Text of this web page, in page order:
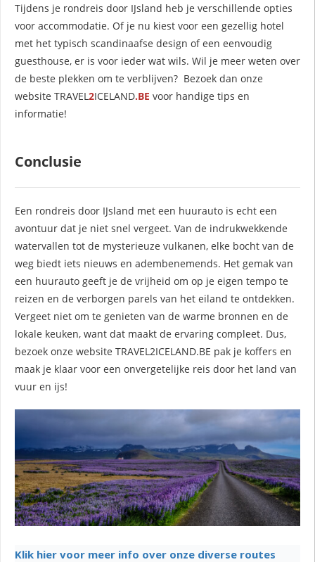
Tijdens je rondreis door IJsland heb je verschillende opties
voor accommodatie. Of je nu kiest voor een gezellig hotel
met het typisch scandinaafse design of een eenvoudig
guesthouse, er is voor ieder wat wils. Wil je meer weten over
de beste plekken om te verblijven? Bezoek dan onze
website TRAVEL2ICELAND.BE voor handige tips en
informatie!
Conclusie
Een rondreis door IJsland met een huurauto is echt een
avontuur dat je niet snel vergeet. Van de indrukwekkende
watervallen tot de mysterieuze vulkanen, elke bocht van de
weg biedt iets nieuws en adembenemends. Het gemak van
een huurauto geeft je de vrijheid om op je eigen tempo te
reizen en de verborgen parels van het eiland te ontdekken.
Vergeet niet om te genieten van de warme bronnen en de
lokale keuken, want dat maakt de ervaring compleet. Dus,
bezoek onze website TRAVEL2ICELAND.BE pak je koffers en
maak je klaar voor een onvergetelijke reis door het land van
vuur en ijs!
Klik hier voor meer info over onze diverse routes